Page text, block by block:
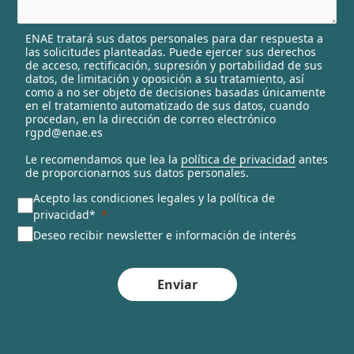
l
e
c
t
e
d
ENAE tratará sus datos personales para dar respuesta a
las solicitudes planteadas. Puede ejercer sus derechos
de acceso, rectificación, supresión y portabilidad de sus
datos, de limitación y oposición a su tratamiento, así
como a no ser objeto de decisiones basadas únicamente
en el tratamiento automatizado de sus datos, cuando
procedan, en la dirección de correo electrónico
rgpd@enae.es
Le recomendamos que lea la política de privacidad antes
de proporcionarnos sus datos personales.
Acepto las condiciones legales y la política de
privacidad*
Deseo recibir newsletter e información de interés
Enviar